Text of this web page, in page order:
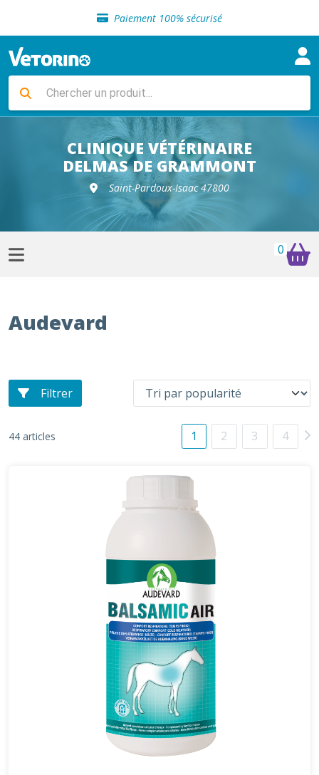
Paiement 100% sécurisé
Livraison gratuite en clinique vétérinaire
Sélection de croquettes vétérinaire
Livraison gratuite en clinique vétérinaire
Retour gratuit en clinique
Sélection de croquettes vétérinaire
CLINIQUE VÉTÉRINAIRE
DELMAS DE GRAMMONT
Saint-Pardoux-Isaac 47800
0
Audevard
Filtrer
44 articles 1 2 3 4